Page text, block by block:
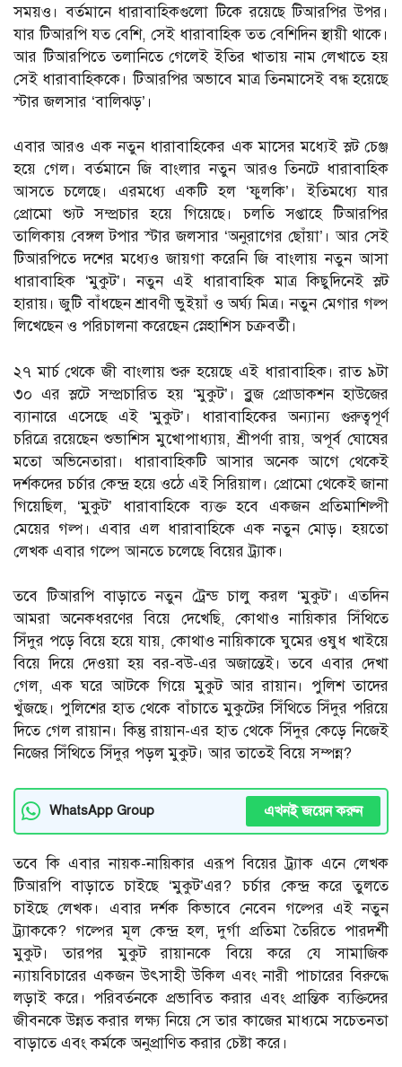
সময়ও। বর্তমানে ধারাবাহিকগুলো টিকে রয়েছে টিআরপির উপর।
যার টিআরপি যত বেশি, সেই ধারাবাহিক তত বেশিদিন স্থায়ী থাকে।
আর টিআরপিতে তলানিতে গেলেই ইতির খাতায় নাম লেখাতে হয়
সেই ধারাবাহিককে। টিআরপির অভাবে মাত্র তিনমাসেই বন্ধ হয়েছে
স্টার জলসার ‘বালিঝড়’।
এবার আরও এক নতুন ধারাবাহিকের এক মাসের মধ্যেই স্লট চেঞ্জ
হয়ে গেল। বর্তমানে জি বাংলার নতুন আরও তিনটে ধারাবাহিক
আসতে চলেছে। এরমধ্যে একটি হল ‘ফুলকি’। ইতিমধ্যে যার
প্রোমো শ্যুট সম্প্রচার হয়ে গিয়েছে। চলতি সপ্তাহে টিআরপির
তালিকায় বেঙ্গল টপার স্টার জলসার ‘অনুরাগের ছোঁয়া’। আর সেই
টিআরপিতে দশের মধ্যেও জায়গা করেনি জি বাংলায় নতুন আসা
ধারাবাহিক ‘মুকুট’। নতুন এই ধারাবাহিক মাত্র কিছুদিনেই স্লট
হারায়। জুটি বাঁধছেন শ্রাবণী ভুইয়াঁ ও অর্ঘ্য মিত্র। নতুন মেগার গল্প
লিখেছেন ও পরিচালনা করেছেন স্নেহাশিস চক্রবর্তী।
২৭ মার্চ থেকে জী বাংলায় শুরু হয়েছে এই ধারাবাহিক। রাত ৯টা
৩০ এর স্লটে সম্প্রচারিত হয় ‘মুকুট’। ব্লুজ প্রোডাকশন হাউজের
ব্যানারে এসেছে এই ‘মুকুট’। ধারাবাহিকের অন্যান্য গুরুত্বপূর্ণ
চরিত্রে রয়েছেন শুভাশিস মুখোপাধ্যায়, শ্রীপর্ণা রায়, অপূর্ব ঘোষের
মতো অভিনেতারা। ধারাবাহিকটি আসার অনেক আগে থেকেই
দর্শকদের চর্চার কেন্দ্র হয়ে ওঠে এই সিরিয়াল। প্রোমো থেকেই জানা
গিয়েছিল, ‘মুকুট’ ধারাবাহিকে ব্যক্ত হবে একজন প্রতিমাশিল্পী
মেয়ের গল্প। এবার এল ধারাবাহিকে এক নতুন মোড়। হয়তো
লেখক এবার গল্পে আনতে চলেছে বিয়ের ট্র্যাক।
তবে টিআরপি বাড়াতে নতুন ট্রেন্ড চালু করল ‘মুকুট’। এতদিন
আমরা অনেকধরণের বিয়ে দেখেছি, কোথাও নায়িকার সিঁথিতে
সিঁদুর পড়ে বিয়ে হয়ে যায়, কোথাও নায়িকাকে ঘুমের ওষুধ খাইয়ে
বিয়ে দিয়ে দেওয়া হয় বর-বউ-এর অজান্তেই। তবে এবার দেখা
গেল, এক ঘরে আটকে গিয়ে মুকুট আর রায়ান। পুলিশ তাদের
খুঁজছে। পুলিশের হাত থেকে বাঁচাতে মুকুটের সিঁথিতে সিঁদুর পরিয়ে
দিতে গেল রায়ান। কিন্তু রায়ান-এর হাত থেকে সিঁদুর কেড়ে নিজেই
নিজের সিঁথিতে সিঁদুর পড়ল মুকুট। আর তাতেই বিয়ে সম্পন্ন?
WhatsApp Group এখনই জয়েন করুন
তবে কি এবার নায়ক-নায়িকার এরূপ বিয়ের ট্র্যাক এনে লেখক
টিআরপি বাড়াতে চাইছে ‘মুকুট’এর? চর্চার কেন্দ্র করে তুলতে
চাইছে লেখক। এবার দর্শক কিভাবে নেবেন গল্পের এই নতুন
ট্র্যাককে? গল্পের মূল কেন্দ্র হল, দুর্গা প্রতিমা তৈরিতে পারদর্শী
মুকুট। তারপর মুকুট রায়ানকে বিয়ে করে যে সামাজিক
ন্যায়বিচারের একজন উৎসাহী উকিল এবং নারী পাচারের বিরুদ্ধে
লড়াই করে। পরিবর্তনকে প্রভাবিত করার এবং প্রান্তিক ব্যক্তিদের
জীবনকে উন্নত করার লক্ষ্য নিয়ে সে তার কাজের মাধ্যমে সচেতনতা
বাড়াতে এবং কর্মকে অনুপ্রাণিত করার চেষ্টা করে।